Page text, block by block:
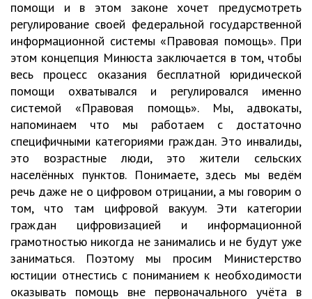
помощи и в этом законе хочет предусмотреть
регулирование своей федеральной государственной
информационной системы «Правовая помощь». При
этом концепция Минюста заключается в том, чтобы
весь процесс оказания бесплатной юридической
помощи охватывался и регулировался именно
системой «Правовая помощь». Мы, адвокаты,
напоминаем что мы работаем с достаточно
специфичными категориями граждан. Это инвалиды,
это возрастные люди, это жители сельских
населённых пунктов. Понимаете, здесь мы ведём
речь даже не о цифровом отрицании, а мы говорим о
том, что там цифровой вакуум. Эти категории
граждан цифровизацией и информационной
грамотностью никогда не занимались и не будут уже
заниматься. Поэтому мы просим Министерство
юстиции отнестись с пониманием к необходимости
оказывать помощь вне первоначального учёта в